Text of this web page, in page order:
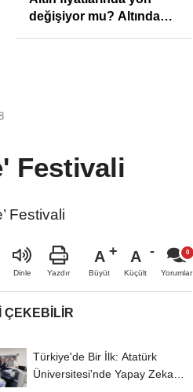
değişiyor mu? Altında
Festivali
Festivali
Dinle Yazdır
A
Büyüt
A
Küçült Yorumlar
ÇEKEBILIR
Türkiye'de Bir İlk: Atatürk
Üniversitesi'nde Yapay Zeka